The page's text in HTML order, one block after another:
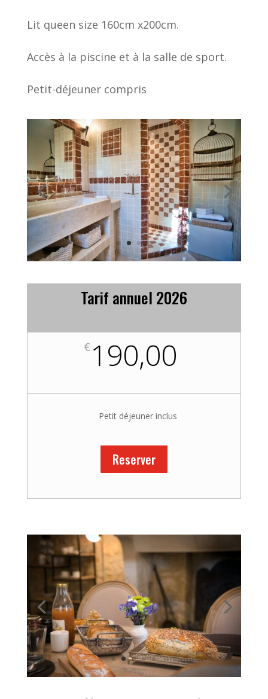
Lit queen size 160cm x200cm.
Accès à la piscine et à la salle de sport.
Petit-déjeuner compris
Tarif annuel 2026
€ 190,00
Petit déjeuner inclus
Reserver